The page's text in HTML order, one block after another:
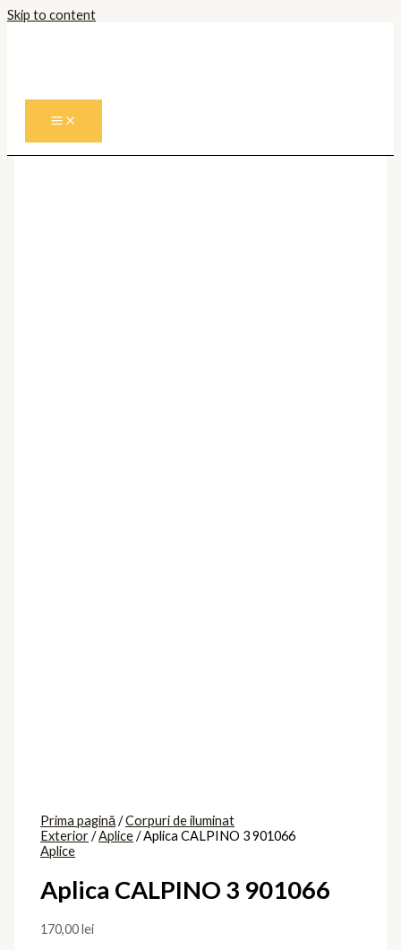
Skip to content
Prima pagină/Corpuri de iluminat
Exterior/Aplice/ Aplica CALPINO 3 901066
Aplice
Aplica CALPINO 3 901066
170,00lei